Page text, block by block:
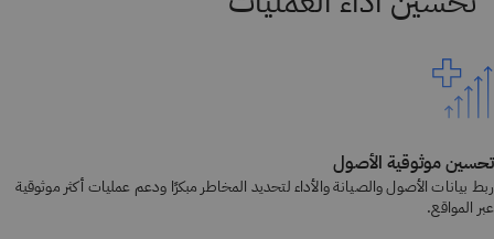
تحسين موثوقية الأصول
ربط بيانات الأصول والصيانة والأداء لتحديد المخاطر مبكرًا ودعم عمليات أكثر موثوقية
عبر المواقع.